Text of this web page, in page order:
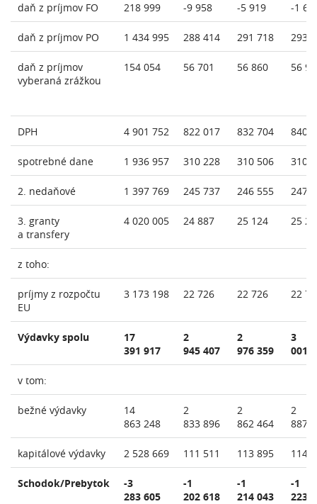
daň z príjmov FO 218 999 -9 958 -5 919 -1
daň z príjmov PO 1 434 995 288 414 291 718 293
daň z príjmov
vyberaná zrážkou
154 054 56 701 56 860 56
DPH 4 901 752 822 017 832 704 840
spotrebné dane 1 936 957 310 228 310 506 310
2. nedaňové 1 397 769 245 737 246 555 247
3. granty
a transfery
4 020 005 24 887 25 124 25
z toho:
príjmy z rozpočtu
EU
3 173 198 22 726 22 726 22
Výdavky spolu
17
391 917
2
945 407
2
976 359
3
001
v tom:
bežné výdavky
14
863 248
2
833 896
2
862 464
2
887
kapitálové výdavky 2 528 669 111 511 113 895 114
Schodok/Prebytok
-3
283 605
-1
202 618
-1
214 043
-1
223